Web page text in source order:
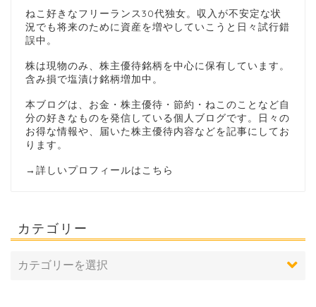
ねこ好きなフリーランス30代独女。収入が不安定な状
況でも将来のために資産を増やしていこうと日々試行錯
誤中。
株は現物のみ、株主優待銘柄を中心に保有しています。
含み損で塩漬け銘柄増加中。
本ブログは、お金・株主優待・節約・ねこのことなど自
分の好きなものを発信している個人ブログです。日々の
お得な情報や、届いた株主優待内容などを記事にしてお
ります。
→ 詳しいプロフィールはこちら
カテゴリー